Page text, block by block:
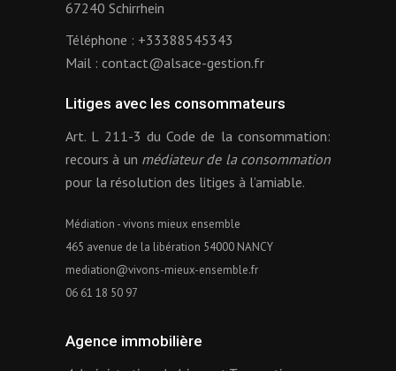
67240 Schirrhein
Téléphone : +33388545343
Mail : contact@alsace-gestion.fr
Litiges avec les consommateurs
Art. L 211-3 du Code de la consommation:
recours à un médiateur de la consommation
pour la résolution des litiges à l’amiable.
Médiation - vivons mieux ensemble
465 avenue de la libération 54000 NANCY
mediation@vivons-mieux-ensemble.fr
06 61 18 50 97
Agence immobilière